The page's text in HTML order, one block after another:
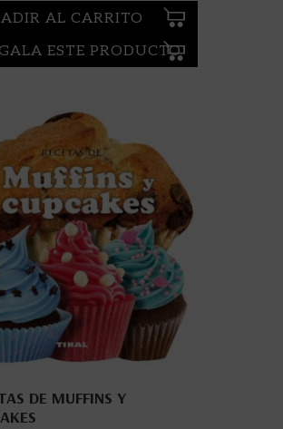
AL CARRITO
ESTE PRODUCTO
DE MUFFINS Y